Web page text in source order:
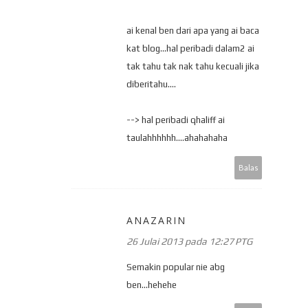
ai kenal ben dari apa yang ai baca
kat blog...hal peribadi dalam2 ai
tak tahu tak nak tahu kecuali jika
diberitahu....
--> hal peribadi qhaliff ai
taulahhhhhh....ahahahaha
Balas
ANAZARIN
26 Julai 2013 pada 12:27 PTG
Semakin popular nie abg
ben...hehehe